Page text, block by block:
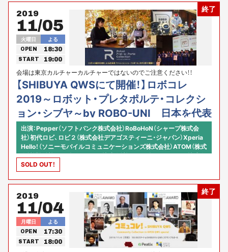
終了
2019
11/05
火曜日 よる
OPEN 18:30
START 19:00
会場は東京カルチャーカルチャーではないのでご注意ください！！
RocketRoad、SHIBUYA QWS、東京カルチャーカルチャー、presents
【SHIBUYA QWSにて開催！】ロボコレ
2019～ロボット・プレタポルテ・コレクシ
ョン・シブヤ～by ROBO-UNI 日本を代表
する20社のロボットたちが大集合のロボ
ット・ファッション・ショー、渋谷スクラン
ブルスクエアで華々しく開演！
出演：Pepper（ソフトバンク株式会社）RoBoHoN（シャープ株式会
社）初代ロビ、ロビ２（株式会社デアゴスティーニ・ジャパン）Xperia
Hello！（ソニーモバイルコミュニケーションズ株式会社）ATOM（株式
会社講談社）Sota（ヴイストン株式会社）ユニボ（ユニロボット株式会
社）Qoobo（ユカイ工学株式会社）タピア（株式会社MJI）ビッグクラッ
ピー（バイバイワールド株式会社）Musio（AKA株式会社）キビロ（株
式会社FRONTEO）NAO（日本サード・パーティ株式会社）ロビ２（株式
会社高島屋）ロビ２（株式会社三越伊勢丹）Sota（東日本電信電話株式
会社【NTT東日本】）RoBoHoN（株式会社ベネフィットジャパン）
Pepper（X-mov Japan株式会社）泉幸典（Rocket Road代表取締役）
他、各ロボットの生みの親、育ての親の皆様 総勢40名！！
SOLD OUT！
終了
2019
11/04
月曜日 よる
OPEN 17:30
START 18:00